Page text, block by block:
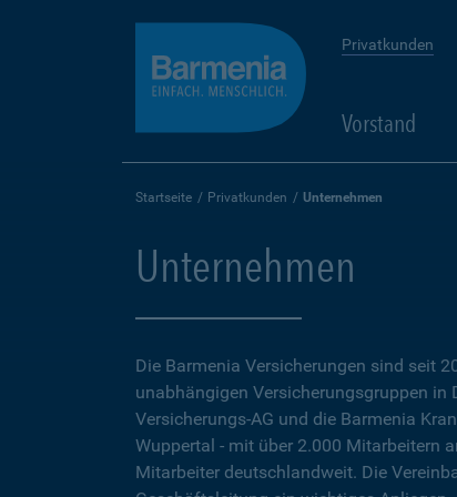
Privatkunden
Vorstand
Startseite Privatkunden Unternehmen
Unternehmen
Die Barmenia Versicherungen sind seit
unabhängigen Versicherungsgruppen in
Versicherungs-AG und die Barmenia
Wuppertal - mit über 2.000 Mitarbeitern
Mitarbeiter deutschlandweit. Die